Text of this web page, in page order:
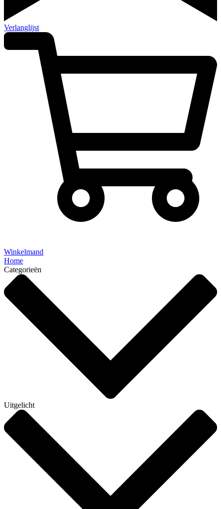
Verlanglijst
Winkelmand
Home
Categorieën
Uitgelicht